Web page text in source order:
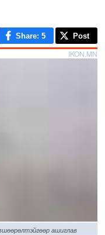
Share: 5 Post
IKON.MN
ашиглав